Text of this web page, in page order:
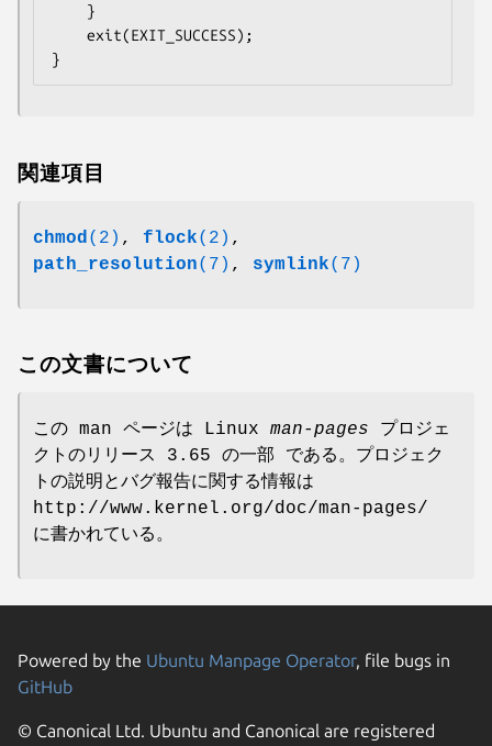
}
関連項目
chmod (2) , flock(2) ,
path_resolution(7) , symlink(7)
この文書について
この man ページは Linux man-pages プロジェ
クトのリリース 3.65 の一部 である。プロジェク
トの説明とバグ報告に関する情報は
http://www.kernel.org/doc/man-pages/
に書かれている。
Powered by the Ubuntu Manpage Operator, file bugs in
GitHub
© Canonical Ltd. Ubuntu and Canonical are registered